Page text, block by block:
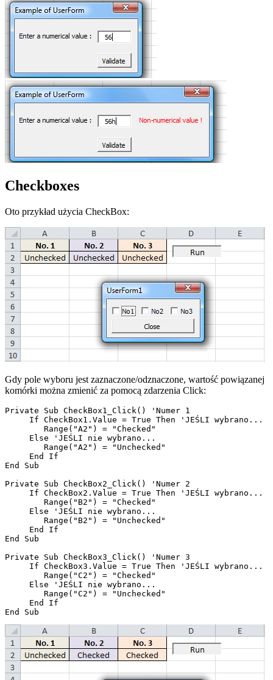
Checkboxes
Oto przykład użycia CheckBox:
Gdy pole wyboru jest zaznaczone/odznaczone, wartość powiązanej
komórki można zmienić za pomocą zdarzenia Click:
Private Sub CheckBox1_Click() 'Numer 1
     If CheckBox1.Value = True Then 'JEŚLI wybrano...
        Range("A2") = "Checked"
     Else 'JEŚLI nie wybrano...
        Range("A2") = "Unchecked"
     End If
End Sub
Private Sub CheckBox2_Click() 'Numer 2
     If CheckBox2.Value = True Then 'JEŚLI wybrano...
        Range("B2") = "Checked"
     Else 'JEŚLI nie wybrano...
        Range("B2") = "Unchecked"
     End If
End Sub
Private Sub CheckBox3_Click() 'Numer 3
     If CheckBox3.Value = True Then 'JEŚLI wybrano...
        Range("C2") = "Checked"
     Else 'JEŚLI nie wybrano...
        Range("C2") = "Unchecked"
     End If